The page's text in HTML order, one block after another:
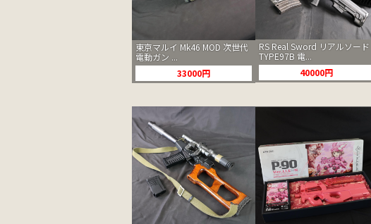
東京マルイ Mk46 MOD 次世代
電動ガン ...
33000円
RS Real Sword リアルソード
TYPE97B 電...
40000円